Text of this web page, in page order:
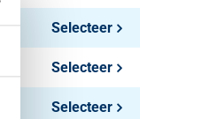
Selecteer
Selecteer
Selecteer